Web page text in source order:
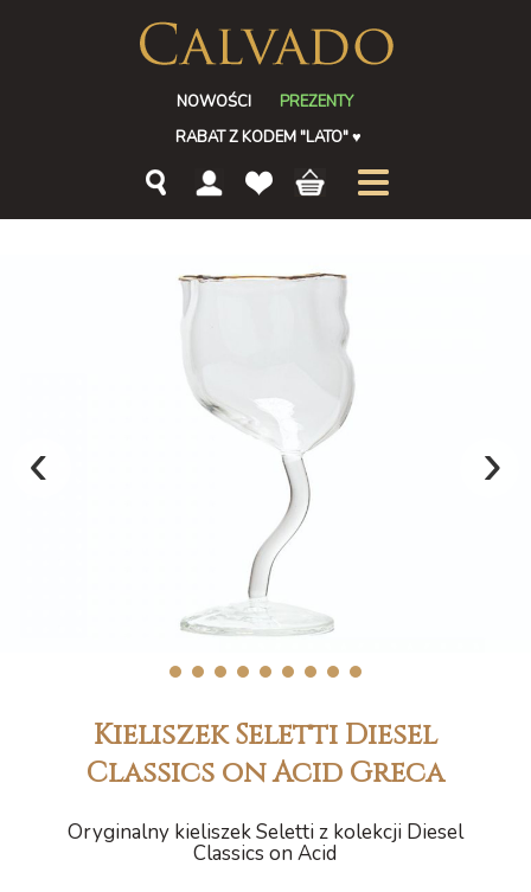
NOWOŚCI
PREZENTY
RABAT Z KODEM "LATO"♥
‹ ›
1 2 3 4 5 6 7 8 9
Kieliszek Seletti Diesel
Classics on Acid Greca
Oryginalny kieliszek Seletti z kolekcji Diesel
Classics on Acid